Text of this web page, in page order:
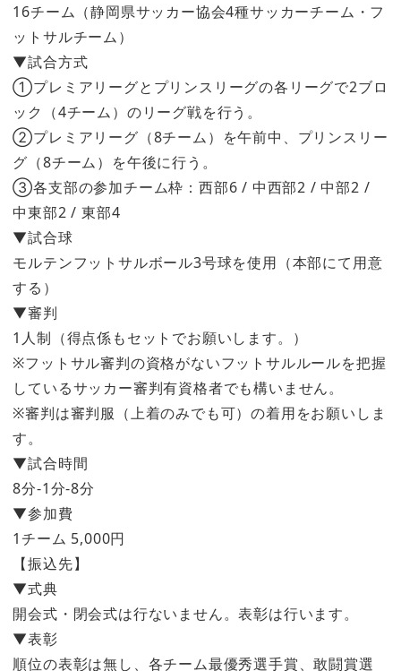
16チーム（静岡県サッカー協会4種サッカーチーム・フ
ットサルチーム）
▼試合方式
①プレミアリーグとプリンスリーグの各リーグで2ブロ
ック（4チーム）のリーグ戦を行う。
②プレミアリーグ（8チーム）を午前中、プリンスリー
グ（8チーム）を午後に行う。
③各支部の参加チーム枠：西部6 / 中西部2 / 中部2 /
中東部2 / 東部4
▼試合球
モルテンフットサルボール3号球を使用（本部にて用意
する）
▼審判
1人制（得点係もセットでお願いします。）
※フットサル審判の資格がないフットサルルールを把握
しているサッカー審判有資格者でも構いません。
※審判は審判服（上着のみでも可）の着用をお願いしま
す。
▼試合時間
8分-1分-8分
▼参加費
1チーム 5,000円
【振込先】
▼式典
開会式・閉会式は行ないません。表彰は行います。
▼表彰
順位の表彰は無し、各チーム最優秀選手賞、敢闘賞選